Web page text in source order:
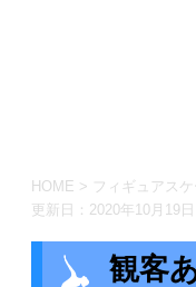
HOME > フィギュアスケ
更新日： 2020年10月19日
観客